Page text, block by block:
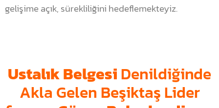
gelişime açık, sürekliliğini hedeflemekteyiz.
Ustalık BelgesiDenildiğinde
Akla Gelen Beşiktaş Lider